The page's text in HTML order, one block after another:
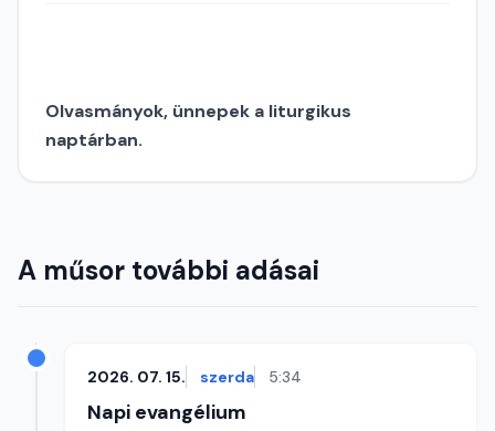
Olvasmányok, ünnepek a liturgikus
naptárban.
A műsor további adásai
2026. 07. 15. szerda 5:34
Napi evangélium